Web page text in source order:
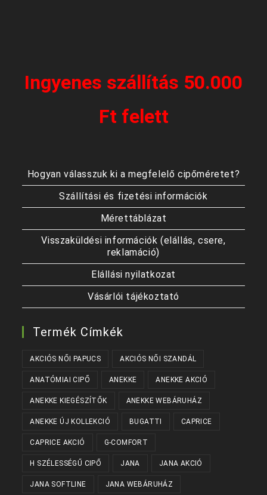
Ingyenes szállítás 50.000
Ft felett
Hogyan válasszuk ki a megfelelő cipőméretet?
Szállítási és fizetési információk
Mérettáblázat
Visszaküldési információk (elállás, csere,
reklamáció)
Elállási nyilatkozat
Vásárlói tájékoztató
Termék Címkék
AKCIÓS NŐI PAPUCS AKCIÓS NŐI SZANDÁL
ANATÓMIAI CIPŐ ANEKKE ANEKKE AKCIÓ
ANEKKE KIEGÉSZÍTŐK ANEKKE WEBÁRUHÁZ
ANEKKE ÚJ KOLLEKCIÓ BUGATTI CAPRICE
CAPRICE AKCIÓ G-COMFORT
H SZÉLESSÉGŰ CIPŐ JANA JANA AKCIÓ
JANA SOFTLINE JANA WEBÁRUHÁZ